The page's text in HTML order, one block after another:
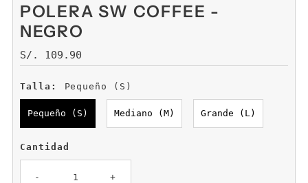
POLERA SW COFFEE -
NEGRO
Precio
normal
S/. 109.90
Talla: Pequeño (S)
Pequeño (S) Mediano (M) Grande (L)
Cantidad
- +